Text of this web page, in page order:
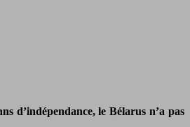
d’indépendance, le Bélarus n’a pas